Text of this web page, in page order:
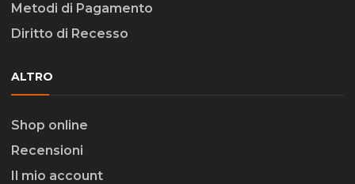
Metodi di Pagamento
Diritto di Recesso
ALTRO
Shop online
Recensioni
Il mio account